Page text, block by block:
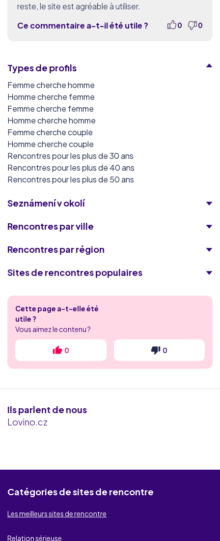
reste, le site est agréable à utiliser.
Ce commentaire a-t-il été utile ?
0 0
Types de profils
Femme cherche homme
Homme cherche femme
Femme cherche femme
Homme cherche homme
Femme cherche couple
Homme cherche couple
Rencontres pour les plus de 30 ans
Rencontres pour les plus de 40 ans
Rencontres pour les plus de 50 ans
Seznámení v okolí
Rencontres par ville
Rencontres par région
Sites de rencontres populaires
SecretsInnocents
FlirtAvecMoi
CougarCrush
FlirtInLove
Meetic
Libertic
NousLibertins
HouseWife Wanted
EnvieCharnelle
DisonsDemain
Cette page a-t-elle été
utile ?
Vous aimez le contenu ?
0 0
Ils parlent de nous
Lovino.cz
Catégories de sites de rencontre
Les meilleurs sites de rencontre
Relation sérieuse